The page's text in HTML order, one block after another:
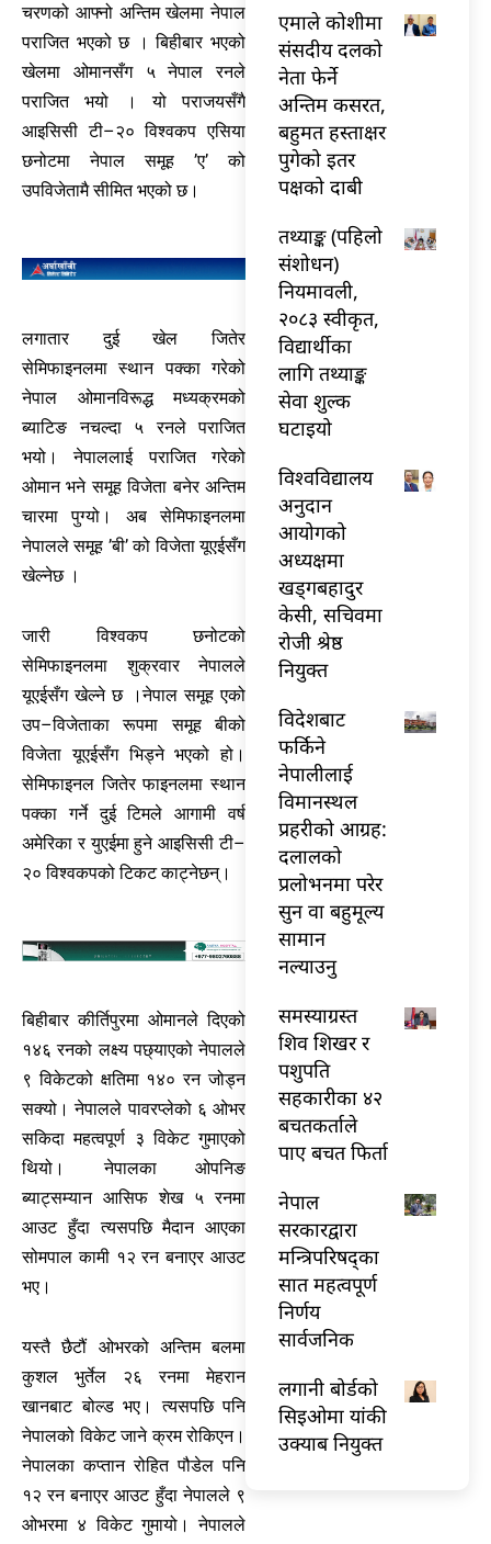
चरणको आफ्नो अन्तिम खेलमा नेपाल
पराजित भएको छ । बिहीबार भएको
खेलमा ओमानसँग ५ नेपाल रनले
पराजित भयो । यो पराजयसँगै
आइसिसी टी–२० विश्वकप एसिया
छनोटमा नेपाल समूह ’ए’ को
उपविजेतामै सीमित भएको छ।
लगातार दुई खेल जितेर
सेमिफाइनलमा स्थान पक्का गरेको
नेपाल ओमानविरूद्ध मध्यक्रमको
ब्याटिङ नचल्दा ५ रनले पराजित
भयो। नेपाललाई पराजित गरेको
ओमान भने समूह विजेता बनेर अन्तिम
चारमा पुग्यो। अब सेमिफाइनलमा
नेपालले समूह ’बी’ को विजेता यूएईसँग
खेल्नेछ ।
जारी विश्वकप छनोटको
सेमिफाइनलमा शुक्रवार नेपालले
यूएईसँग खेल्ने छ ।नेपाल समूह एको
उप–विजेताका रूपमा समूह बीको
विजेता यूएईसँग भिड्ने भएको हो।
सेमिफाइनल जितेर फाइनलमा स्थान
पक्का गर्ने दुई टिमले आगामी वर्ष
अमेरिका र युएईमा हुने आइसिसी टी–
२० विश्वकपको टिकट काट्नेछन्।
बिहीबार कीर्तिपुरमा ओमानले दिएको
१४६ रनको लक्ष्य पछ्याएको नेपालले
९ विकेटको क्षतिमा १४० रन जोड्न
सक्यो। नेपालले पावरप्लेको ६ ओभर
सकिदा महत्वपूर्ण ३ विकेट गुमाएको
थियो। नेपालका ओपनिङ
ब्याट्सम्यान आसिफ शेख ५ रनमा
आउट हुँदा त्यसपछि मैदान आएका
सोमपाल कामी १२ रन बनाएर आउट
भए।
यस्तै छैटौं ओभरको अन्तिम बलमा
कुशल भुर्तेल २६ रनमा मेहरान
खानबाट बोल्ड भए। त्यसपछि पनि
नेपालको विकेट जाने क्रम रोकिएन।
नेपालका कप्तान रोहित पौडेल पनि
१२ रन बनाएर आउट हुँदा नेपालले ९
ओभरमा ४ विकेट गुमायो। नेपालले
एमाले कोशीमा
संसदीय दलको
नेता फेर्ने
अन्तिम कसरत,
बहुमत हस्ताक्षर
पुगेको इतर
पक्षको दाबी
तथ्याङ्क (पहिलो
संशोधन)
नियमावली,
२०८३ स्वीकृत,
विद्यार्थीका
लागि तथ्याङ्क
सेवा शुल्क
घटाइयो
विश्वविद्यालय
अनुदान
आयोगको
अध्यक्षमा
खड्गबहादुर
केसी, सचिवमा
रोजी श्रेष्ठ
नियुक्त
विदेशबाट
फर्किने
नेपालीलाई
विमानस्थल
प्रहरीको आग्रह:
दलालको
प्रलोभनमा परेर
सुन वा बहुमूल्य
सामान
नल्याउनु
समस्याग्रस्त
शिव शिखर र
पशुपति
सहकारीका ४२
बचतकर्ताले
पाए बचत फिर्ता
नेपाल
सरकारद्वारा
मन्त्रिपरिषद्का
सात महत्वपूर्ण
निर्णय
सार्वजनिक
लगानी बोर्डको
सिइओमा यांकी
उक्याब नियुक्त